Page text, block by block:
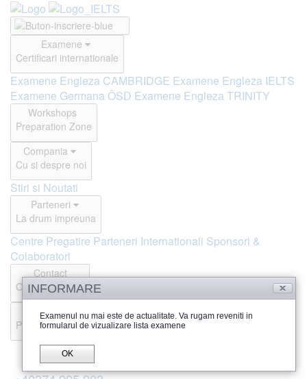
Examene
Certificari internationale
Examene Engleza CAMBRIDGE Examene Engleza IELTS
Examene Germana ÖSD Examene Engleza TRINITY
Workshops
Preparation Zone
Compania
Cu si despre noi
Stiri si Noutati
Parteneri
La drum impreuna
Centre Pregatire Parteneri Internationali Sponsori &
Colaboratori
Contact
Offline si Online
Recenzii
Parerea publicului
INFORMARE
Examenul nu mai este de actualitate. Va rugam reveniti in
formularul de vizualizare lista examene
OK